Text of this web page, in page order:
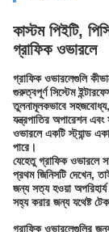
কাস্টম পিইটি,
গ্রাফিক ওভারলে
গ্রাফিক ওভারলেগুলি
গুরুত্বপূর্ণ সিস্টেম
তুলনামূলকভাবে
যন্ত্রপাতির অপারেশন
ওভারলে একটি স্ট্যান্ড
পারে।
যেহেতু গ্রাফিক ওভারলে
প্রথম জিনিসটি দেখেন,
জন্য সত্য হওয়া
সহ্য করার জন্য যথেষ্ট
গ্রাফিক ওভারলেগুলির